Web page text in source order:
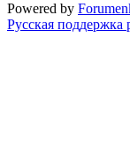
Powered by
Русская поддержка